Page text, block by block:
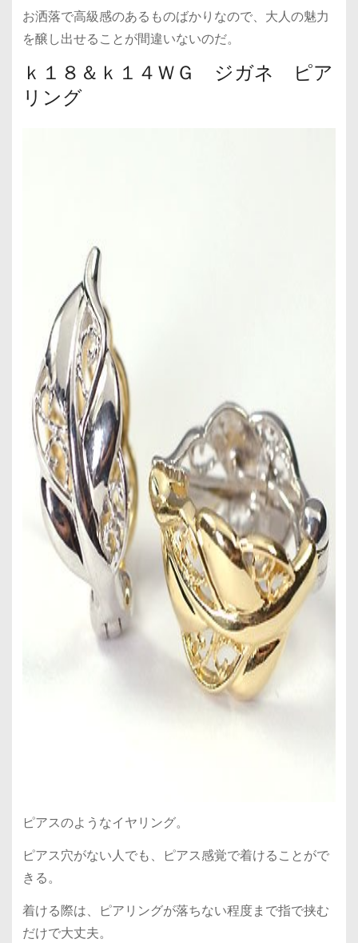
お洒落で高級感のあるものばかりなので、大人の魅力
を醸し出せることが間違いないのだ。
ｋ１８＆ｋ１４ＷＧ ジガネ ピア
リング
ピアスのようなイヤリング。
ピアス穴がない人でも、ピアス感覚で着けることがで
きる。
着ける際は、ピアリングが落ちない程度まで指で挟む
だけで大丈夫。